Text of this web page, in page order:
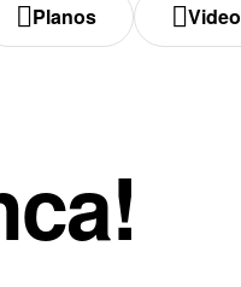
Planos Video